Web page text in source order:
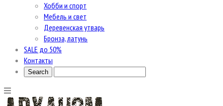
Хобби и спорт
Мебель и свет
Деревенская утварь
Бронза, латунь
SALE до 50%
Контакты